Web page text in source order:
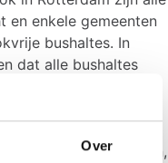
Over
en enkele gemeenten
bushaltes. In
dat alle bushaltes
veel haltes waar
'Wij roepen
en tramhaltes, maar
bushalte en station,